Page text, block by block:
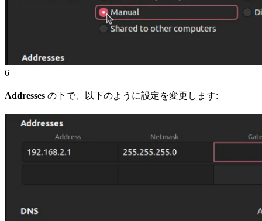
6
Addresses の下で、以下のように設定を変更します: